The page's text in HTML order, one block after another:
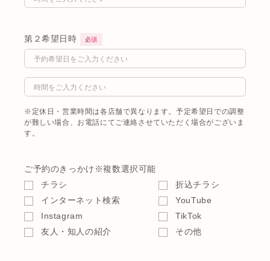
第２希望日時 必須
※定休日・営業時間は各店舗で異なります。予定希望日での調整
が難しい場合、お電話にてご連絡させていただく場合がございま
す。
ご予約のきっかけ ※複数選択可能
チラシ
折込チラシ
インターネット検索
YouTube
Instagram
TikTok
友人・知人の紹介
その他